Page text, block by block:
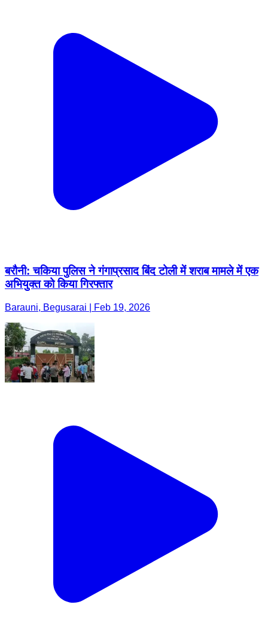
बरौनी: चकिया पुलिस ने गंगाप्रसाद बिंद टोली में शराब मामले में एक
अभियुक्त को किया गिरफ्तार
Barauni, Begusarai | Feb 19, 2026